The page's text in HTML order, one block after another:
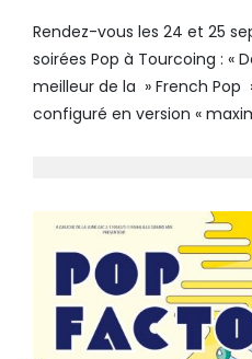
Rendez-vous les 24 et 25
soirées Pop à Tourcoing : «
meilleur de la » French Pop
configuré en version «